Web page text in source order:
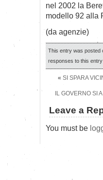
nel 2002 la
modello 92 alla
(da agenzie)
This entry was posted
responses to this
« SI SPARA
IL GOVERNO SI
Leave a
You must be